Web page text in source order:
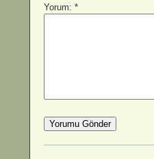
Yorum: *